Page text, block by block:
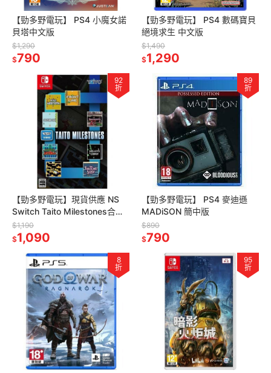
【勁多野電玩】 PS4 小魔女諾
貝塔中文版
$1,290
$790
【勁多野電玩】 PS4 數碼寶貝
絕境求生 中文版
$1,490
$1,290
92
折
【勁多野電玩】現貨供應 NS
Switch Taito Milestones合集
$1,190
$1,090
89
折
【勁多野電玩】 PS4 麥迪遜
MADiSON 簡中版
$890
$790
8
折
95
折